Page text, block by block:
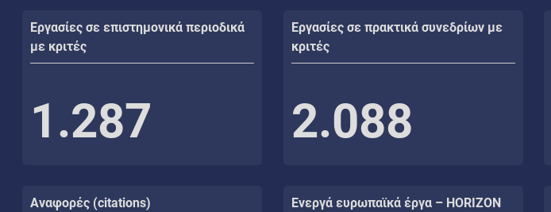
Εργασίες σε επιστημονικά περιοδικά
με κριτές
1.287
Εργασίες σε πρακτικά συνεδρίων με
κριτές
2.088
Αναφορές (citations)
Ενεργά ευρωπαϊκά έργα – HORIZON